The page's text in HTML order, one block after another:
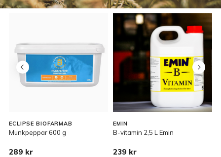
ECLIPSE BIOFARMAB
Munkpeppar 600 g
289 kr
EMIN
B-vitamin 2,5 L Emin
239 kr